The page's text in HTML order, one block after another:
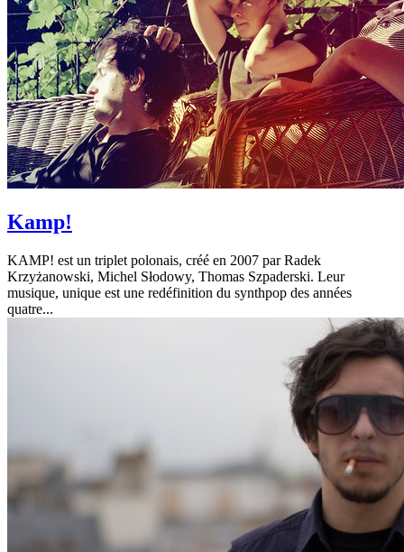
Kamp!
KAMP! est un triplet polonais, créé en 2007 par Radek
Krzyżanowski, Michel Słodowy, Thomas Szpaderski. Leur
musique, unique est une redéfinition du synthpop des années
quatre...